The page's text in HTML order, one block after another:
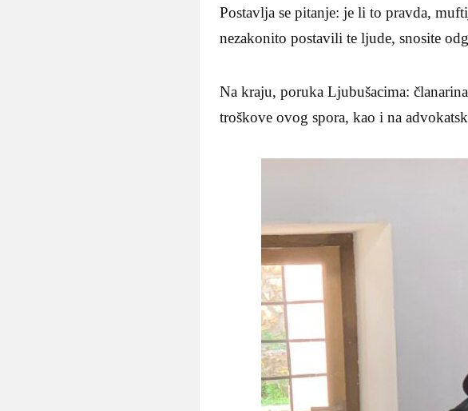
Postavlja se pitanje: je li to pravda,
nezakonito postavili te ljude, snosite
Na kraju, poruka Ljubušacima:
troškove ovog spora, kao i na